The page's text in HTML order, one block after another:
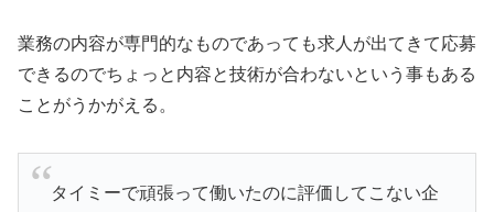
業務の内容が専門的なものであっても求人が出てきて応募
できるのでちょっと内容と技術が合わないという事もある
ことがうかがえる。
タイミーで頑張って働いたのに評価してこない企